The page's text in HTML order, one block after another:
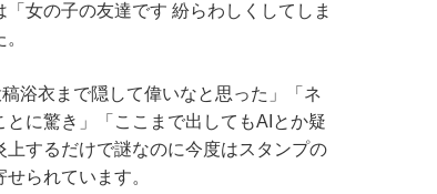
女の子の友達です 紛らわしくしてしま
浴衣まで隠して偉いなと思った」「ネ
に驚き」「ここまで出してもAIとか疑
するだけで謎なのに今度はスタンプの
られています。